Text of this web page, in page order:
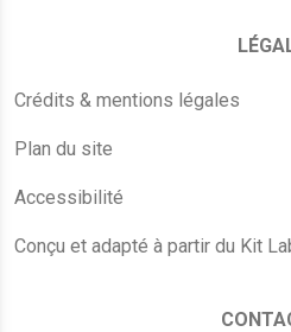
Crédits & mentions légales
Plan du site
Accessibilité
Conçu et adapté à partir du Kit